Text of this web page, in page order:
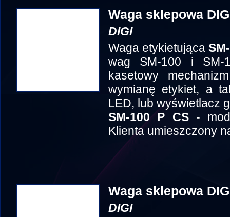
Waga sklepowa
DIGI
Waga etykietująca
wag SM-100 i SM-
kasetowy
wymianę etykiet, a
LED, lub wyświetlacz
SM-100 P CS-
Klienta umieszczony
Waga sklepowa
DIGI